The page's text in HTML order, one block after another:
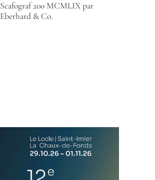
Scafograf 200 MCMLIX par
Eberhard & Co.